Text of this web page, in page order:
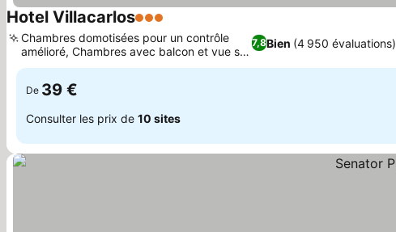
Hotel Villacarlos3 Étoiles
7,8Bien (4 950 évaluations)
Chambres domotisées pour un contrôle
amélioré, Chambres avec balcon et vue sur
la ville
De 39 €
Consulter les prix de 10 sites